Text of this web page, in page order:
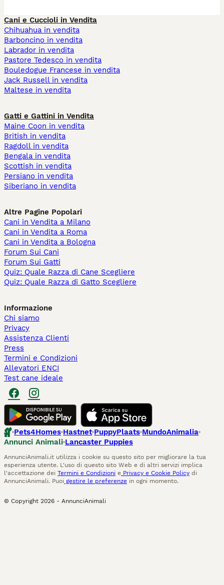
Cani e Cuccioli in Vendita
Chihuahua in vendita
Barboncino in vendita
Labrador in vendita
Pastore Tedesco in vendita
Bouledogue Francese in vendita
Jack Russell in vendita
Maltese in vendita
Gatti e Gattini in Vendita
Maine Coon in vendita
British in vendita
Ragdoll in vendita
Bengala in vendita
Scottish in vendita
Persiano in vendita
Siberiano in vendita
Altre Pagine Popolari
Cani in Vendita a Milano
Cani in Vendita a Roma
Cani in Vendita a Bologna
Forum Sui Cani
Forum Sui Gatti
Quiz: Quale Razza di Cane Scegliere
Quiz: Quale Razza di Gatto Scegliere
Informazione
Chi siamo
Privacy
Assistenza Clienti
Press
Termini e Condizioni
Allevatori ENCI
Test cane ideale
Pets4Homes Hastnet PuppyPlaats MundoAnimalia
Annunci Animali Lancaster Puppies
AnnunciAnimali.it utilizza i cookie su questo sito per migliorare la tua
esperienza utente. L'uso di questo sito Web e di altri servizi implica
l'accettazione dei Termini e Condizioni e Privacy e Cookie Policy di
AnnunciAnimali. Puoi gestire le preferenze in ogni momento.
© Copyright 2026 - AnnunciAnimali